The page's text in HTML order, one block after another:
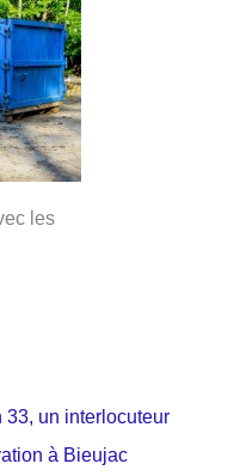
les
33, un interlocuteur
à Bieujac